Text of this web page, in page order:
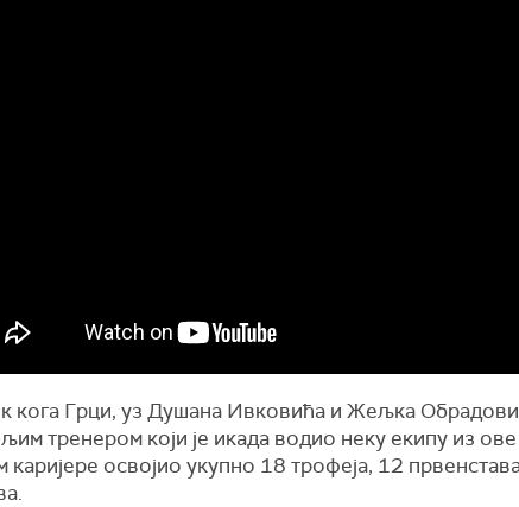
кога Грци, уз Душана Ивковића и Жељка
тренером који је икада водио неку екипу из
каријере освојио укупно 18 трофеја, 12